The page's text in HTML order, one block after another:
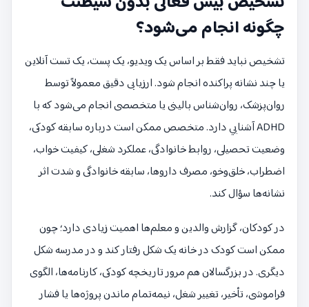
چگونه انجام می‌شود؟
تشخیص نباید فقط بر اساس یک ویدیو، یک پست، یک تست آنلاین
یا چند نشانه پراکنده انجام شود. ارزیابی دقیق معمولاً توسط
روان‌پزشک، روان‌شناس بالینی یا متخصصی انجام می‌شود که با
ADHD آشنایی دارد. متخصص ممکن است درباره سابقه کودکی،
وضعیت تحصیلی، روابط خانوادگی، عملکرد شغلی، کیفیت خواب،
اضطراب، خلق‌وخو، مصرف داروها، سابقه خانوادگی و شدت اثر
نشانه‌ها سؤال کند.
در کودکان، گزارش والدین و معلم‌ها اهمیت زیادی دارد؛ چون
ممکن است کودک در خانه یک شکل رفتار کند و در مدرسه شکل
دیگری. در بزرگسالان هم مرور تاریخچه کودکی، کارنامه‌ها، الگوی
فراموشی، تأخیر، تغییر شغل، نیمه‌تمام ماندن پروژه‌ها یا فشار